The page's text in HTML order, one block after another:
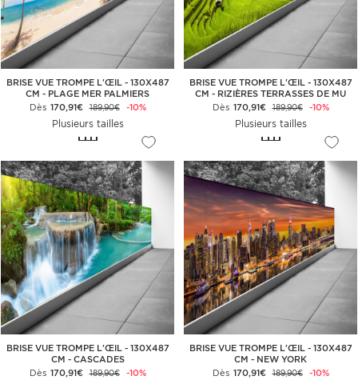
BRISE VUE TROMPE L'ŒIL - 130X487
CM - PLAGE MER PALMIERS
Dès 170,91€ 189,90€ -10%
Plusieurs tailles
BRISE VUE TROMPE L'ŒIL - 130X487
CM - RIZIÈRES TERRASSES DE MU
CANG CHAI
Dès 170,91€ 189,90€ -10%
Plusieurs tailles
BRISE VUE TROMPE L'ŒIL - 130X487
CM - CASCADES
Dès 170,91€ 189,90€ -10%
BRISE VUE TROMPE L'ŒIL - 130X487
CM - NEW YORK
Dès 170,91€ 189,90€ -10%